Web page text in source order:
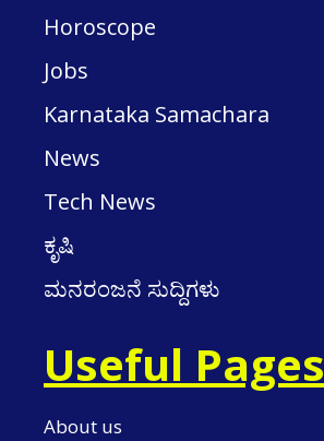
Horoscope
Jobs
Karnataka Samachara
News
Tech News
ಕೃಷಿ
ಮನರಂಜನೆ ಸುದ್ದಿಗಳು
Useful Pages
About us